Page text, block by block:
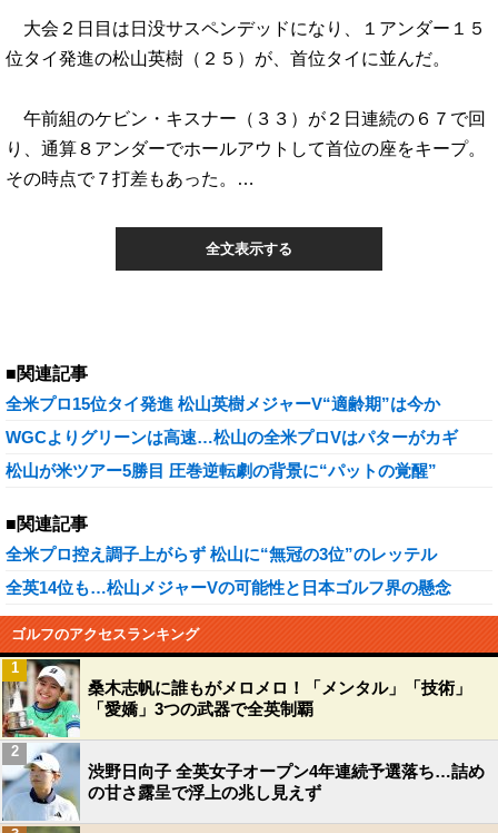
大会２日目は日没サスペンデッドになり、１アンダー１５
位タイ発進の松山英樹（２５）が、首位タイに並んだ。
午前組のケビン・キスナー（３３）が２日連続の６７で回
り、通算８アンダーでホールアウトして首位の座をキープ。
その時点で７打差もあった。…
全文表示する
■関連記事
全米プロ15位タイ発進 松山英樹メジャーV“適齢期”は今か
WGCよりグリーンは高速…松山の全米プロVはパターがカギ
松山が米ツアー5勝目 圧巻逆転劇の背景に“パットの覚醒”
■関連記事
全米プロ控え調子上がらず 松山に“無冠の3位”のレッテル
全英14位も…松山メジャーVの可能性と日本ゴルフ界の懸念
ゴルフのアクセスランキング
桑木志帆に誰もがメロメロ！「メンタル」「技術」
「愛嬌」3つの武器で全英制覇
1
渋野日向子 全英女子オープン4年連続予選落ち…詰め
の甘さ露呈で浮上の兆し見えず
2